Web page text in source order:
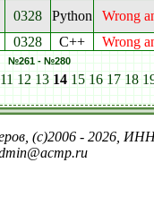
0328 Python
Wrong
0328 C++
Wrong
№261 - №280
11 12 13 14 15 16 17 18
(c)2006 - 2026,